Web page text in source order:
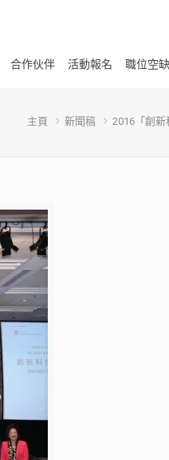
合作伙伴 活動報名 職位空缺
主頁 新聞稿 2016「創